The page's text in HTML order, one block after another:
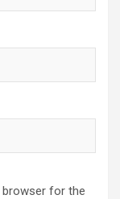
browser for the